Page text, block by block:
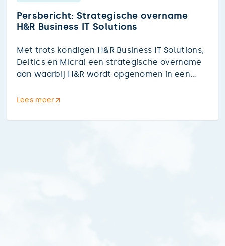
Persbericht: Strategische overname
H&R Business IT Solutions
Met trots kondigen H&R Business IT Solutions,
Deltics en Micral een strategische overname
aan waarbij H&R wordt opgenomen in een
Micral.
Lees meer